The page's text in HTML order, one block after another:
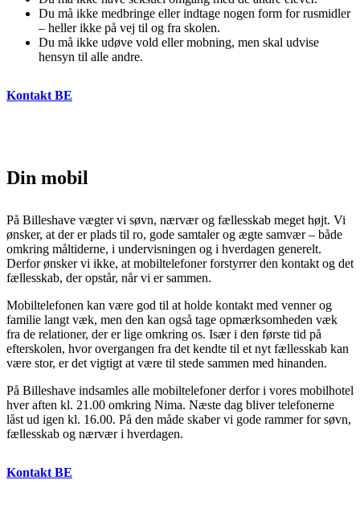
Du må ikke medbringe eller indtage nogen form for rusmidler
– heller ikke på vej til og fra skolen.
Du må ikke udøve vold eller mobning, men skal udvise
hensyn til alle andre.
Kontakt BE
Din mobil
På Billeshave vægter vi søvn, nærvær og fællesskab meget højt. Vi
ønsker, at der er plads til ro, gode samtaler og ægte samvær – både
omkring måltiderne, i undervisningen og i hverdagen generelt.
Derfor ønsker vi ikke, at mobiltelefoner forstyrrer den kontakt og det
fællesskab, der opstår, når vi er sammen.
Mobiltelefonen kan være god til at holde kontakt med venner og
familie langt væk, men den kan også tage opmærksomheden væk
fra de relationer, der er lige omkring os. Især i den første tid på
efterskolen, hvor overgangen fra det kendte til et nyt fællesskab kan
være stor, er det vigtigt at være til stede sammen med hinanden.
På Billeshave indsamles alle mobiltelefoner derfor i vores mobilhotel
hver aften kl. 21.00 omkring Nima. Næste dag bliver telefonerne
låst ud igen kl. 16.00. På den måde skaber vi gode rammer for søvn,
fællesskab og nærvær i hverdagen.
Kontakt BE